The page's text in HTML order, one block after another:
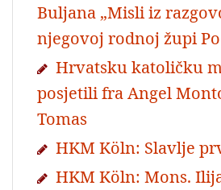
Buljana „Misli iz
njegovoj rodnoj župi
Hrvatsku katoličku
posjetili fra Angel
Tomas
HKM Köln: Slavlje
HKM Köln: Mons.